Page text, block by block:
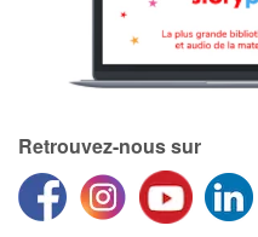
Amour et amitié
Sujets de société
Retrouvez-nous sur